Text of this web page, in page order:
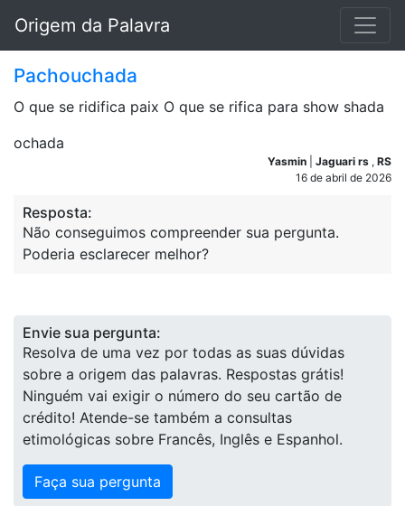
Origem da Palavra
Pachouchada
O que se ridifica paix O que se rifica para show shada
ochada
Yasmin Jaguari rs , RS
16 de abril de 2026
Resposta:
Não conseguimos compreender sua pergunta.
Poderia esclarecer melhor?
Envie sua pergunta:
Resolva de uma vez por todas as suas dúvidas
sobre a origem das palavras. Respostas grátis!
Ninguém vai exigir o número do seu cartão de
crédito! Atende-se também a consultas
etimológicas sobre Francês, Inglês e Espanhol.
Faça sua pergunta